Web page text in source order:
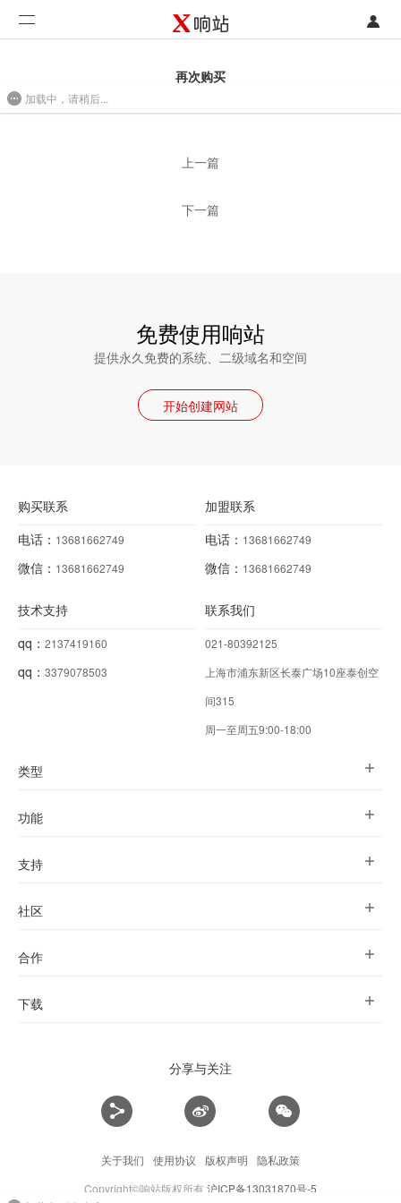
注册
开发类型
再次购买
上一篇
下一篇
免费使用响站
提供永久免费的系统、二级域名和空间
开始创建网站
购买联系
电话： 13681662749
微信： 13681662749
加盟联系
电话： 13681662749
微信： 13681662749
技术支持
qq： 2137419160
qq： 3379078503
联系我们
021-80392125
上海市浦东新区长泰广场10座泰创空
间315
周一至周五9:00-18:00
类型
功能
支持
社区
合作
下载
分享与关注
关于我们 使用协议 版权声明
隐私政策
Copyright©响站版权所有沪ICP备13031870号-5
加载中，请稍后...